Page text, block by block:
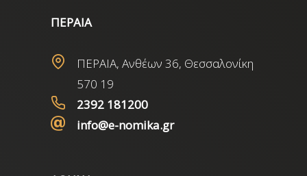
ΠΕΡΑΙΑ
ΠΕΡΑΙΑ, Ανθέων 36, Θεσσαλονίκη
570 19
2392 181200
info@e-nomika.gr